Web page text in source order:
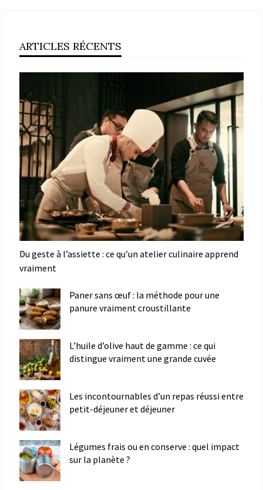
ARTICLES RÉCENTS
Du geste à l’assiette : ce qu’un atelier culinaire apprend
vraiment
Paner sans œuf : la méthode pour une
panure vraiment croustillante
L’huile d’olive haut de gamme : ce qui
distingue vraiment une grande cuvée
Les incontournables d’un repas réussi entre
petit-déjeuner et déjeuner
Légumes frais ou en conserve : quel impact
sur la planète ?